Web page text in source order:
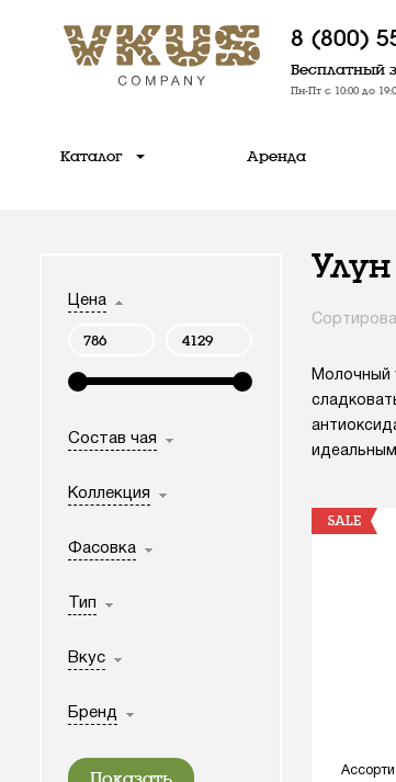
8 (800)
Бесплатный
Пн-Пт с 10:00 до
Каталог Аренда
Молочный
Ассорти
SALE
Цена
Состав чая
Коллекция
Фасовка
Тип
Вкус
Бренд